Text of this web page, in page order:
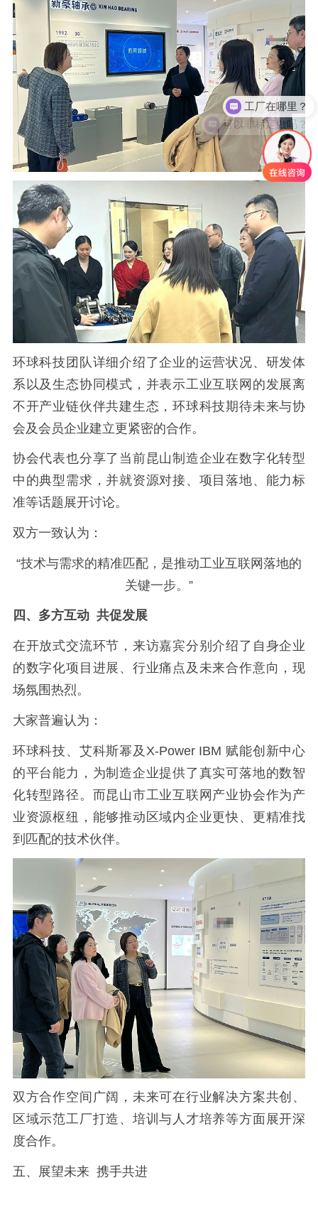
环球科技团队详细介绍了企业的运营状况、研发体
系以及生态协同模式，并表示工业互联网的发展离
不开产业链伙伴共建生态，环球科技期待未来与协
会及会员企业建立更紧密的合作。
协会代表也分享了当前昆山制造企业在数字化转型
中的典型需求，并就资源对接、项目落地、能力标
准等话题展开讨论。
双方一致认为：
“技术与需求的精准匹配，是推动工业互联网落地的
关键一步。”
四、多方互动 共促发展
在开放式交流环节，来访嘉宾分别介绍了自身企业
的数字化项目进展、行业痛点及未来合作意向，现
场氛围热烈。
大家普遍认为：
环球科技、艾科斯幂及X-Power IBM 赋能创新中心
的平台能力，为制造企业提供了真实可落地的数智
化转型路径。而昆山市工业互联网产业协会作为产
业资源枢纽，能够推动区域内企业更快、更精准找
到匹配的技术伙伴。
双方合作空间广阔，未来可在行业解决方案共创、
区域示范工厂打造、培训与人才培养等方面展开深
度合作。
五、展望未来 携手共进
可以非标定做吗？